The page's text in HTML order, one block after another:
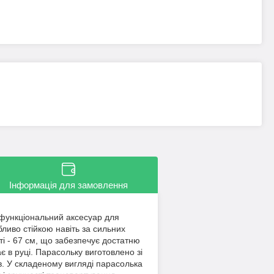
Інформація для замовлення
аксесуар для
стійкою навіть за сильних
- 67 см, що забезпечує достатню
в руці. Парасольку виготовлено зі
У складеному вигляді парасолька